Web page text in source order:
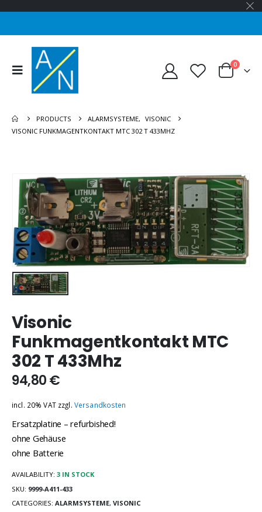
0
PRODUCTS ALARMSYSTEME, VISONIC
VISONIC FUNKMAGENTKONTAKT MTC 302 T 433MHZ
Visonic
Funkmagentkontakt MTC
302 T 433Mhz
94,80€
incl. 20% VAT zzgl. Versandkosten
Ersatzplatine – refurbished!
ohne Gehäuse
ohne Batterie
AVAILABILITY: 3 IN STOCK
SKU: 9999-A411-433
CATEGORIES: ALARMSYSTEME, VISONIC